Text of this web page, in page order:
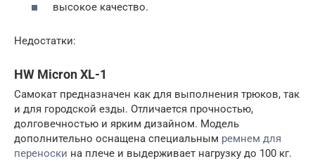
высокое качество.
Недостатки:
HW Micron XL-1
Самокат предназначен как для выполнения трюков, так
и для городской езды. Отличается прочностью,
долговечностью и ярким дизайном. Модель
дополнительно оснащена специальным ремнем для
переноски на плече и выдерживает нагрузку до 100 кг.